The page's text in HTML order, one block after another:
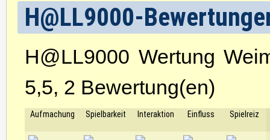
H@LL9000-
H@LL9000 Wertung
5,5, 2 Bewertung(en)
Aufmachung Spielbarkeit Interaktion Einfluss Spielreiz